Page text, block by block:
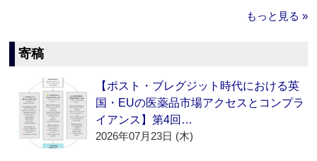
もっと見る »
寄稿
【ポスト・ブレグジット時代における英
国・EUの医薬品市場アクセスとコンプラ
イアンス】第4回…
2026年07月23日 (木)